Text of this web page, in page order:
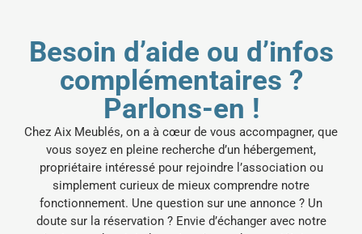
Besoin d’aide ou d’infos
complémentaires ?
Parlons-en !
Chez Aix Meublés, on a à cœur de vous accompagner, que
vous soyez en pleine recherche d’un hébergement,
propriétaire intéressé pour rejoindre l’association ou
simplement curieux de mieux comprendre notre
fonctionnement. Une question sur une annonce ? Un
doute sur la réservation ? Envie d’échanger avec notre